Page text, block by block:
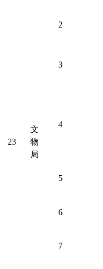
23
文
物
局
2
3
4
5
6
7